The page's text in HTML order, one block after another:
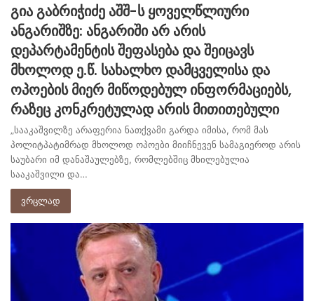
გია გაბრიჭიძე აშშ-ს ყოველწლიური
ანგარიშზე: ანგარიში არ არის
დეპარტამენტის შეფასება და შეიცავს
მხოლოდ ე.წ. სახალხო დამცველისა და
ოპოების მიერ მიწოდებულ ინფორმაციებს,
რაზეც კონკრეტულად არის მითითებული
„სააკაშვილზე არაფერია ნათქვამი გარდა იმისა, რომ მას
პოლიტპატიმრად მხოლოდ ოპოები მიიჩნევენ სამაგიეროდ არის
საუბარი იმ დანაშაულებზე, რომლებშიც მხილებულია
სააკაშვილი და…
ვრცლად